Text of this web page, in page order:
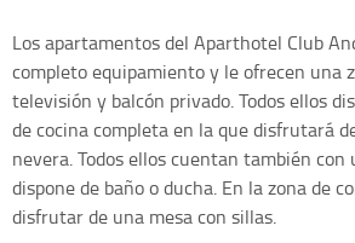
Los apartamentos del Aparthotel Club
completo equipamiento y le ofrecen una
televisión y balcón privado. Todos ellos
de cocina completa en la que disfrutará
nevera. Todos ellos cuentan también con
dispone de baño o ducha. En la zona de
disfrutar de una mesa con sillas.